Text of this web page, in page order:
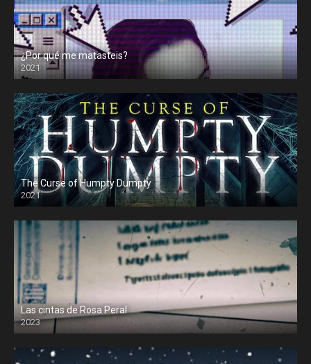
¿Por qué me matasteis?
2021
The Curse of Humpty Dumpty
2021
Las cintas de Rosa Peral
2023